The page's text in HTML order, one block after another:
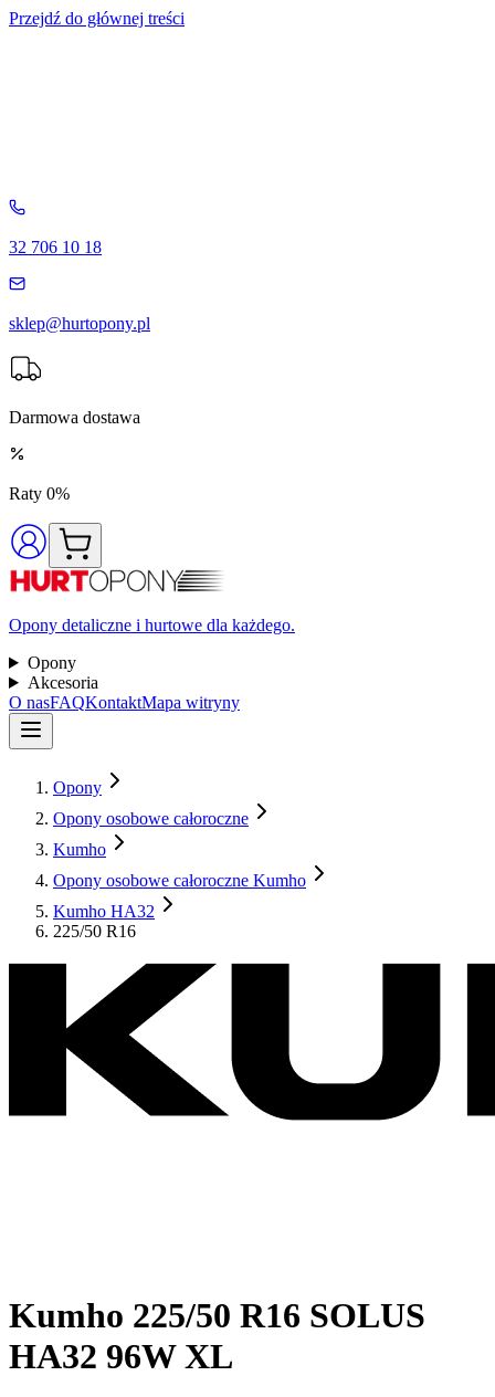
Przejdź do głównej treści
32 706 10 18
sklep@hurtopony.pl
Darmowa dostawa
Raty 0%
Opony detaliczne i hurtowe dla każdego.
Opony
Akcesoria
O nasFAQKontaktMapa witryny
Opony
Opony osobowe całoroczne
Kumho
Opony osobowe całoroczne Kumho
Kumho HA32
225/50 R16
Kumho 225/50 R16 SOLUS
HA32 96W XL